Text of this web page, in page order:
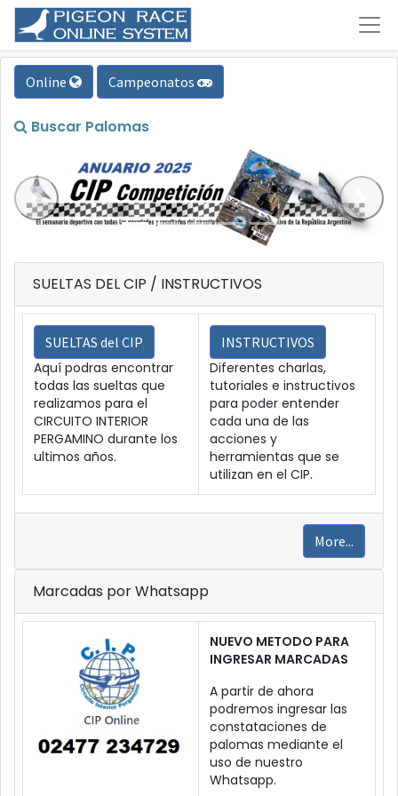
Online Campeonatos
Buscar Palomas
Anterior
SUELTAS DEL CIP / INSTRUCTIVOS
SUELTAS del CIP
Aquí podras encontrar
todas las sueltas que
realizamos para el
CIRCUITO INTERIOR
PERGAMINO durante los
ultimos años.
INSTRUCTIVOS
Diferentes charlas,
tutoriales e instructivos
para poder entender
cada una de las
acciones y
herramientas que se
utilizan en el CIP.
More...
Marcadas por Whatsapp
NUEVO METODO PARA
INGRESAR MARCADAS
A partir de ahora
podremos ingresar las
constataciones de
palomas mediante el
uso de nuestro
Whatsapp.